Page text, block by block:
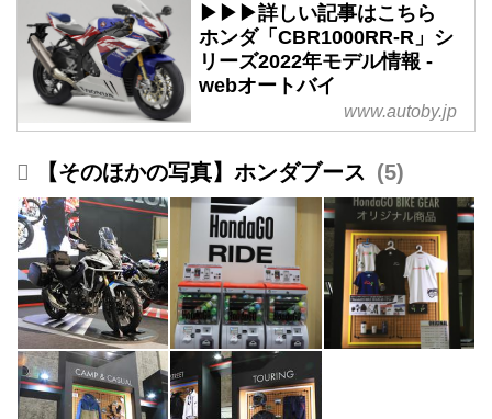
▶▶▶詳しい記事はこちら
ホンダ「CBR1000RR-R」シ
リーズ2022年モデル情報 -
webオートバイ
www.autoby.jp
【そのほかの写真】ホンダブース 5